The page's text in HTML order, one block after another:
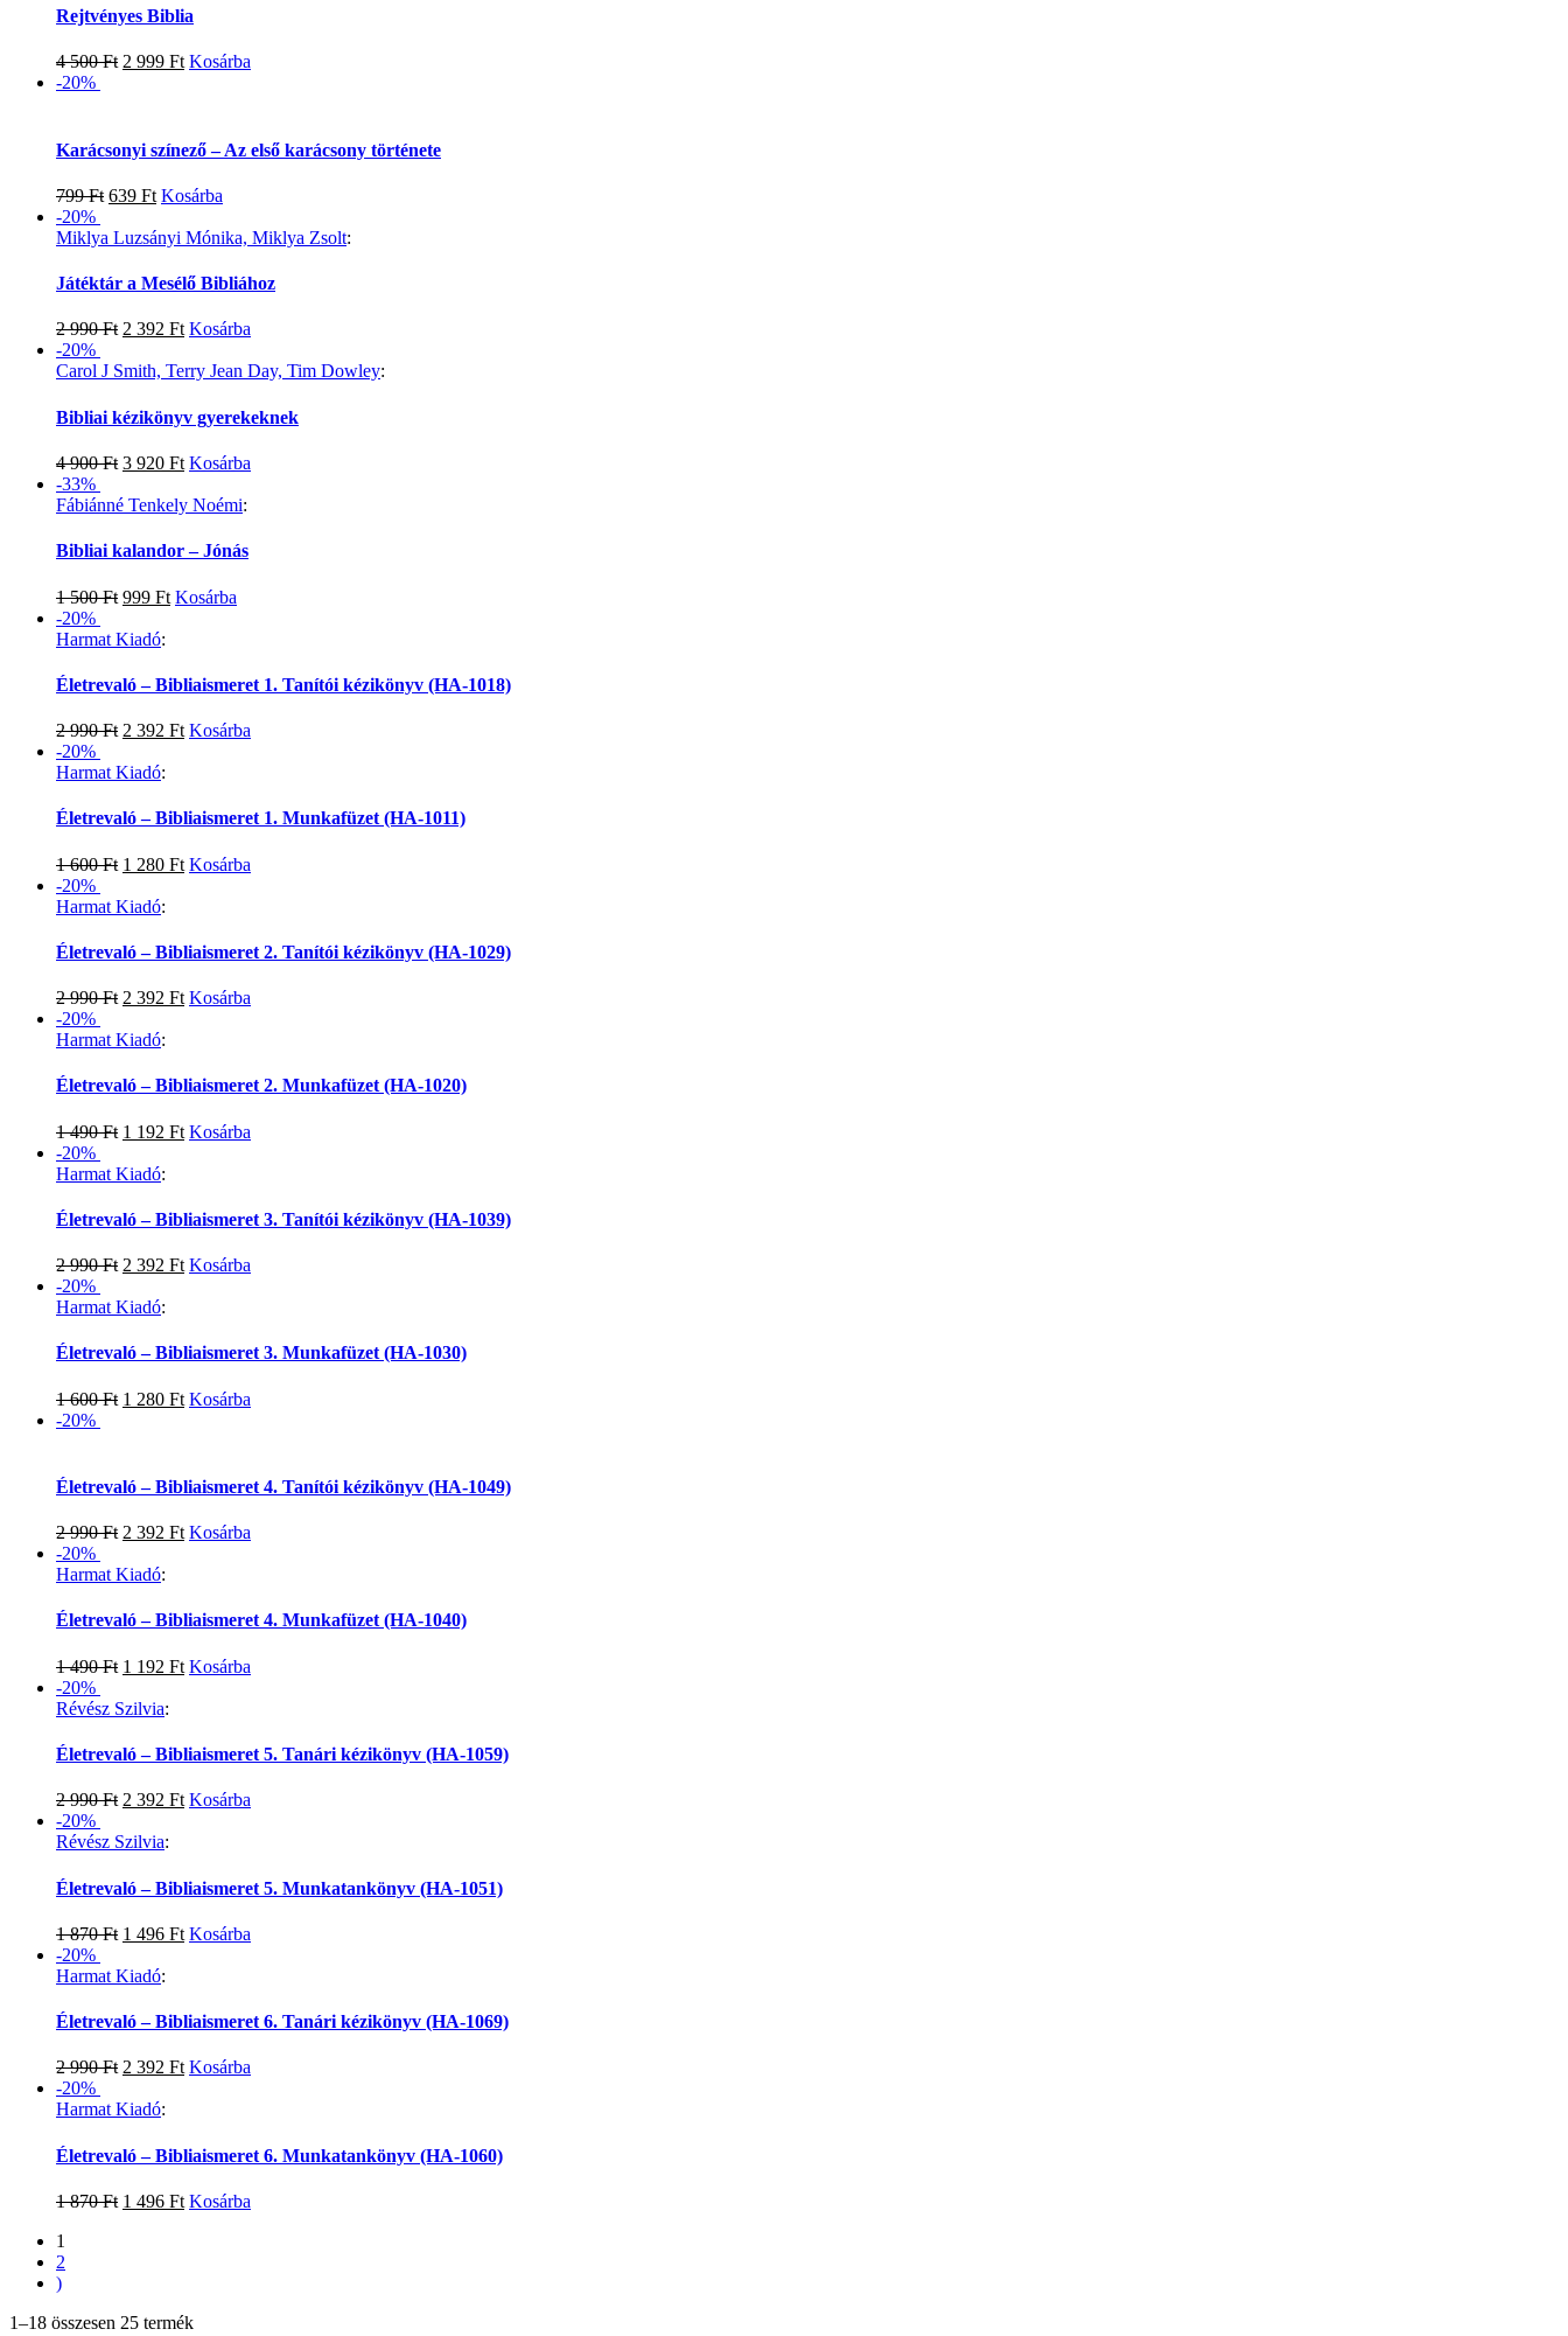
Rejtvényes Biblia
4 500Ft 2 999 Ft Kosárba
-20%
Karácsonyi színező – Az első karácsony története
799Ft 639 Ft Kosárba
-20%
Miklya Luzsányi Mónika, Miklya Zsolt:
Játéktár a Mesélő Bibliához
2 990Ft 2 392 Ft Kosárba
-20%
Carol J Smith, Terry Jean Day, Tim Dowley:
Bibliai kézikönyv gyerekeknek
4 900Ft 3 920 Ft Kosárba
-33%
Fábiánné Tenkely Noémi:
Bibliai kalandor – Jónás
1 500Ft 999 Ft Kosárba
-20%
Harmat Kiadó:
Életrevaló – Bibliaismeret 1. Tanítói kézikönyv (HA-1018)
2 990Ft 2 392 Ft Kosárba
-20%
Harmat Kiadó:
Életrevaló – Bibliaismeret 1. Munkafüzet (HA-1011)
1 600Ft 1 280 Ft Kosárba
-20%
Harmat Kiadó:
Életrevaló – Bibliaismeret 2. Tanítói kézikönyv (HA-1029)
2 990Ft 2 392 Ft Kosárba
-20%
Harmat Kiadó:
Életrevaló – Bibliaismeret 2. Munkafüzet (HA-1020)
1 490Ft 1 192 Ft Kosárba
-20%
Harmat Kiadó:
Életrevaló – Bibliaismeret 3. Tanítói kézikönyv (HA-1039)
2 990Ft 2 392 Ft Kosárba
-20%
Harmat Kiadó:
Életrevaló – Bibliaismeret 3. Munkafüzet (HA-1030)
1 600Ft 1 280 Ft Kosárba
-20%
Életrevaló – Bibliaismeret 4. Tanítói kézikönyv (HA-1049)
2 990Ft 2 392 Ft Kosárba
-20%
Harmat Kiadó:
Életrevaló – Bibliaismeret 4. Munkafüzet (HA-1040)
1 490Ft 1 192 Ft Kosárba
-20%
Révész Szilvia:
Életrevaló – Bibliaismeret 5. Tanári kézikönyv (HA-1059)
2 990Ft 2 392 Ft Kosárba
-20%
Révész Szilvia:
Életrevaló – Bibliaismeret 5. Munkatankönyv (HA-1051)
1 870Ft 1 496 Ft Kosárba
-20%
Harmat Kiadó:
Életrevaló – Bibliaismeret 6. Tanári kézikönyv (HA-1069)
2 990Ft 2 392 Ft Kosárba
-20%
Harmat Kiadó:
Életrevaló – Bibliaismeret 6. Munkatankönyv (HA-1060)
1 870Ft 1 496 Ft Kosárba
1
2
)
1–18 összesen 25 termék